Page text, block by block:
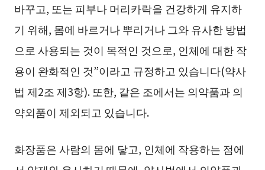
바꾸고, 또는 피부나 머리카락을 건강하게 유지하
기 위해, 몸에 바르거나 뿌리거나 그와 유사한 방법
으로 사용되는 것이 목적인 것으로, 인체에 대한 작
용이 완화적인 것”이라고 규정하고 있습니다(약사
법 제2조 제3항). 또한, 같은 조에서는 의약품과 의
약외품이 제외되고 있습니다.
화장품은 사람의 몸에 닿고, 인체에 작용하는 점에